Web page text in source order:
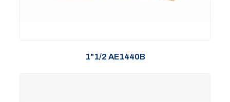
1"1/2 AE1440B